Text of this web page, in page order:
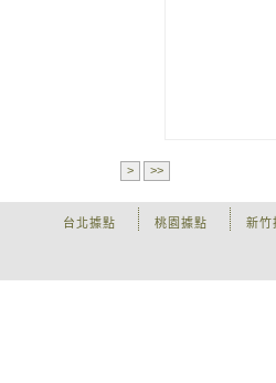
> >>
新竹
桃園據點
台北據點